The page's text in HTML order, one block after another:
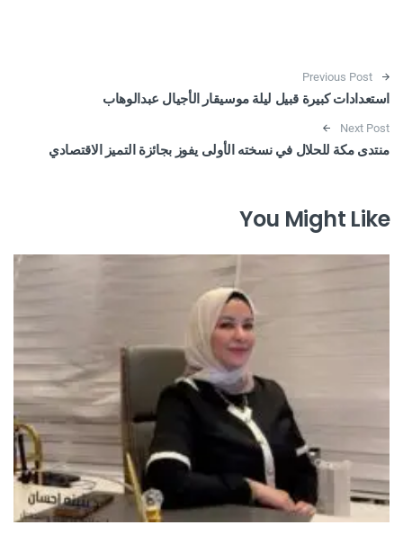
Post navigation
Previous Post
استعدادات كبيرة قبيل ليلة موسيقار الأجيال عبدالوهاب
Next Post
منتدى مكة للحلال في نسخته الأولى يفوز بجائزة التميز الاقتصادي
You Might Like